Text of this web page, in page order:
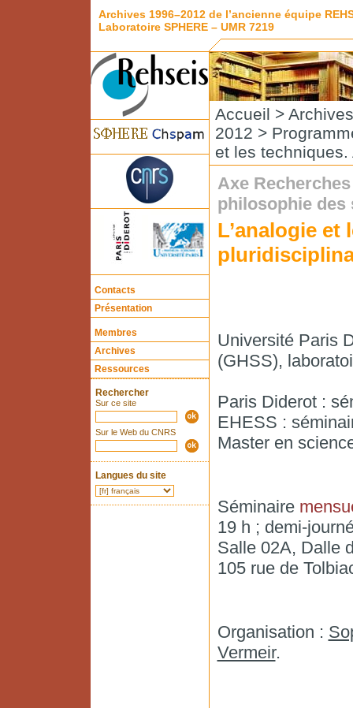
Archives 1996–2012 de l’ancienne équipe
Laboratoire SPHERE – UMR 7219
Contacts
Présentation
Membres
Archives
Ressources
Rechercher
Sur ce site
Sur le Web du CNRS
Langues du site
Accueil > Archives
2012 >
et les
Axe
philosophie des
L’analogie
Université Paris
(GHSS),
Paris Diderot :
EHESS :
Master en
Séminaire
19 h ; demi-
Salle 02A, Dalle
105 rue de
Organisation :
Vermeir.